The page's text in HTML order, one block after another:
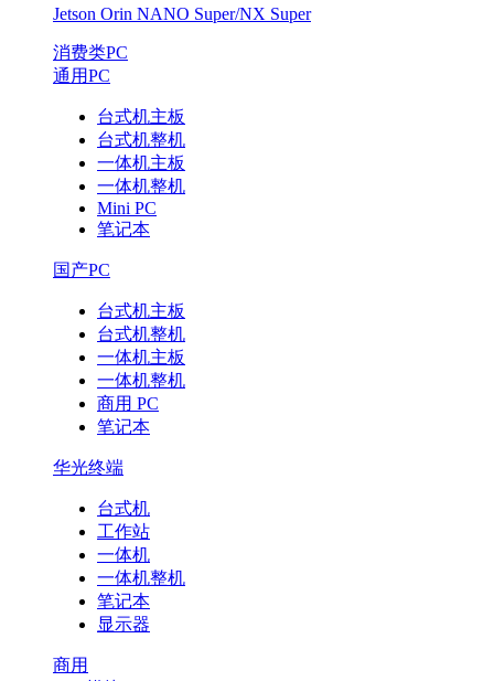
Jetson Orin NANO Super/NX Super
消费类PC
通用PC
台式机主板
台式机整机
一体机主板
一体机整机
Mini PC
笔记本
国产PC
台式机主板
台式机整机
一体机主板
一体机整机
商用 PC
笔记本
华光终端
台式机
工作站
一体机
一体机整机
笔记本
显示器
商用